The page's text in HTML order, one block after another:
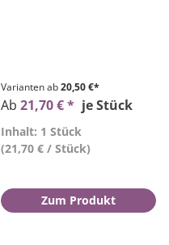
Varianten ab20,50 €*
Ab 21,70 € * je Stück
Inhalt: 1 Stück
(21,70 € / Stück)
Zum Produkt